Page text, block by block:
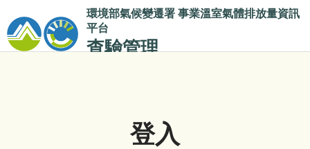
環境部氣候變遷署 事業溫室氣體排放量資訊
平台
查驗管理
登入